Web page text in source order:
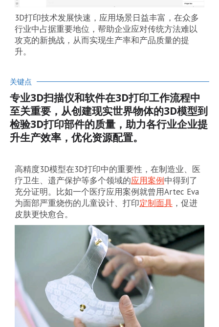
3D打印技术发展快速，应用场景日益丰富，在众多
行业中占据重要地位，帮助企业应对传统方法难以
攻克的新挑战，从而实现生产率和产品质量的提
升。
关键点
专业3D扫描仪和软件在3D打印工作流程中
至关重要，从创建现实世界物体的3D模型到
检验3D打印部件的质量，助力各行业企业提
升生产效率，优化资源配置。
高精度3D模型在3D打印中的重要性，在制造业、医
疗卫生、遗产保护等多个领域的应用案例中得到了
充分证明。比如一个医疗应用案例就曾用Artec Eva
为面部严重烧伤的儿童设计、打印定制面具 ，促进
皮肤更快愈合。